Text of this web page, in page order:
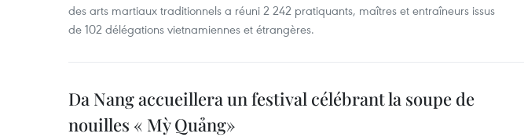
des arts martiaux traditionnels a réuni 2 242 pratiquants, maîtres et entraîneurs issus
de 102 délégations vietnamiennes et étrangères.
Da Nang accueillera un festival célébrant la soupe de
nouilles « Mỳ Quảng»